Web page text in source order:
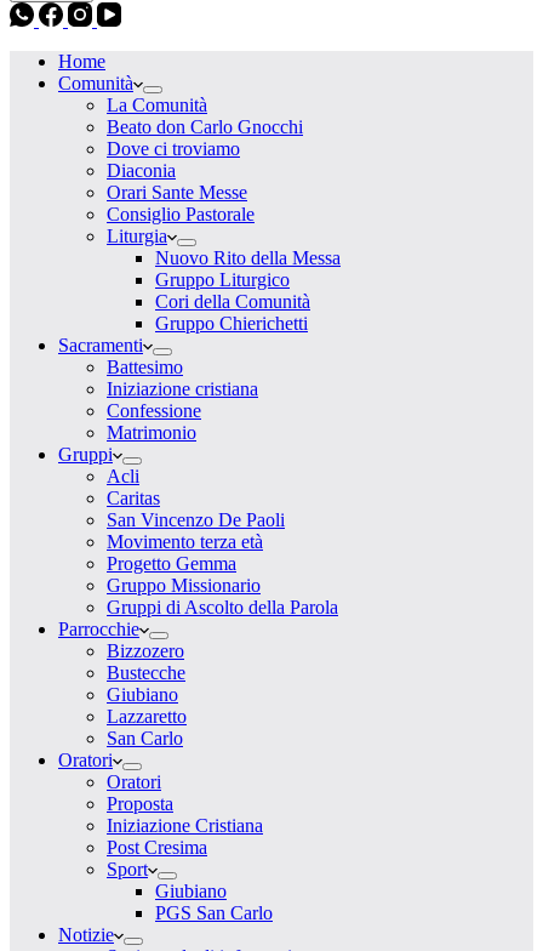
Home
Comunità
La Comunità
Beato don Carlo Gnocchi
Dove ci troviamo
Diaconia
Orari Sante Messe
Consiglio Pastorale
Liturgia
Nuovo Rito della Messa
Gruppo Liturgico
Cori della Comunità
Gruppo Chierichetti
Sacramenti
Battesimo
Iniziazione cristiana
Confessione
Matrimonio
Gruppi
Acli
Caritas
San Vincenzo De Paoli
Movimento terza età
Progetto Gemma
Gruppo Missionario
Gruppi di Ascolto della Parola
Parrocchie
Bizzozero
Bustecche
Giubiano
Lazzaretto
San Carlo
Oratori
Oratori
Proposta
Iniziazione Cristiana
Post Cresima
Sport
Giubiano
PGS San Carlo
Notizie